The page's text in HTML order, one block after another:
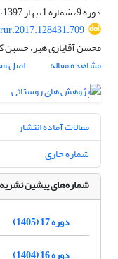
دوره 9، شماره 1، بهار 1397، صفحه
محسن آقایاری هیر، حسین
مشاهده مقاله
اصل
مقالات آماده انتشار
شماره جاری
شماره‌های پیشین نشریه
دوره 17 (1405)
دوره 16 (1404)